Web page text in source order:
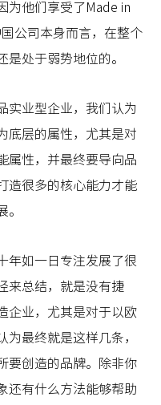
为他们享受了Made in
公司本身而言，在整个
是处于弱势地位的。
实业型企业，我们认为
底层的属性，尤其是对
属性，并最终要导向品
造很多的核心能力才能
。
年如一日专注发展了很
来总结，就是没有捷
企业，尤其是对于以欧
为最终就是这样几条，
要创造的品牌。除非你
还有什么方法能够帮助